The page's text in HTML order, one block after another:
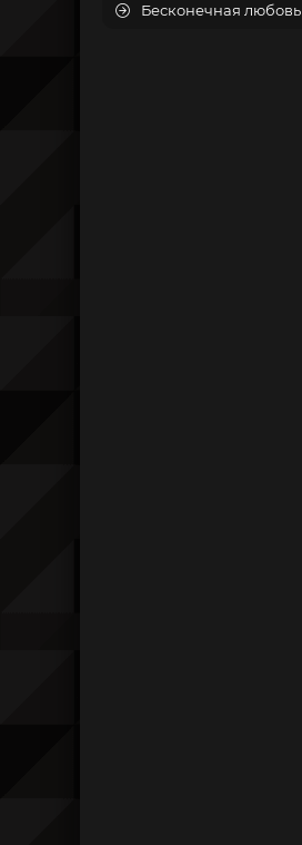
Бесконечная любовь